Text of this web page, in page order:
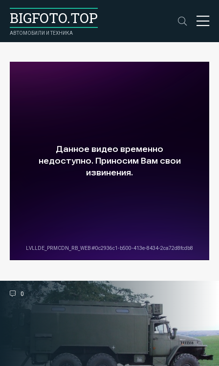
BIGFOTO.TOP
АВТОМОБИЛИ И ТЕХНИКА
0